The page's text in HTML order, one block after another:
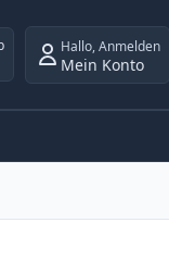
Hallo,Anmelden
Mein Konto